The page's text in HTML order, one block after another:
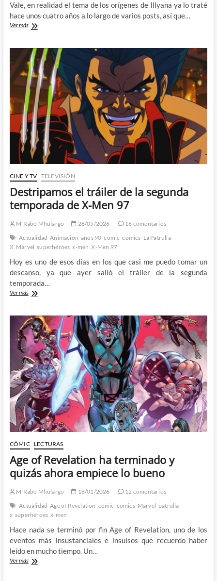
Vale, en realidad el tema de los orígenes de Illyana ya lo traté
hace unos cuatro años a lo largo de varios posts, así que…
Ver másLos
del
limbo
y
otras
cosas
de
Illyana
Rasputin
CINE Y TV TELEVISIÓN
Destripamos el tráiler de la segunda
temporada de X-Men 97
M'Rabo Mhulargo 28/05/2026
16 comentarios
Actualidad Animación años 90 cómic comics La Patrulla
X Marvel superhéroes x-men X-Men 97
Hoy es uno de esos días en los que casi me puedo tomar un
descanso, ya que ayer salió el tráiler de la segunda
temporada…
Ver másDestripamos
de
la
segunda
temporada
de
X-
Men
97
CÓMIC LECTURAS
Age of Revelation ha terminado y
quizás ahora empiece lo bueno
M'Rabo Mhulargo 16/01/2026
12 comentarios
Actualidad Age of Revelation cómic comics Marvel patrulla
x superhéroes x-men
Hace nada se terminó por fin Age of Revelation, uno de los
eventos más insustanciales e insulsos que recuerdo haber
leído en mucho tiempo. Un…
Ver másAge